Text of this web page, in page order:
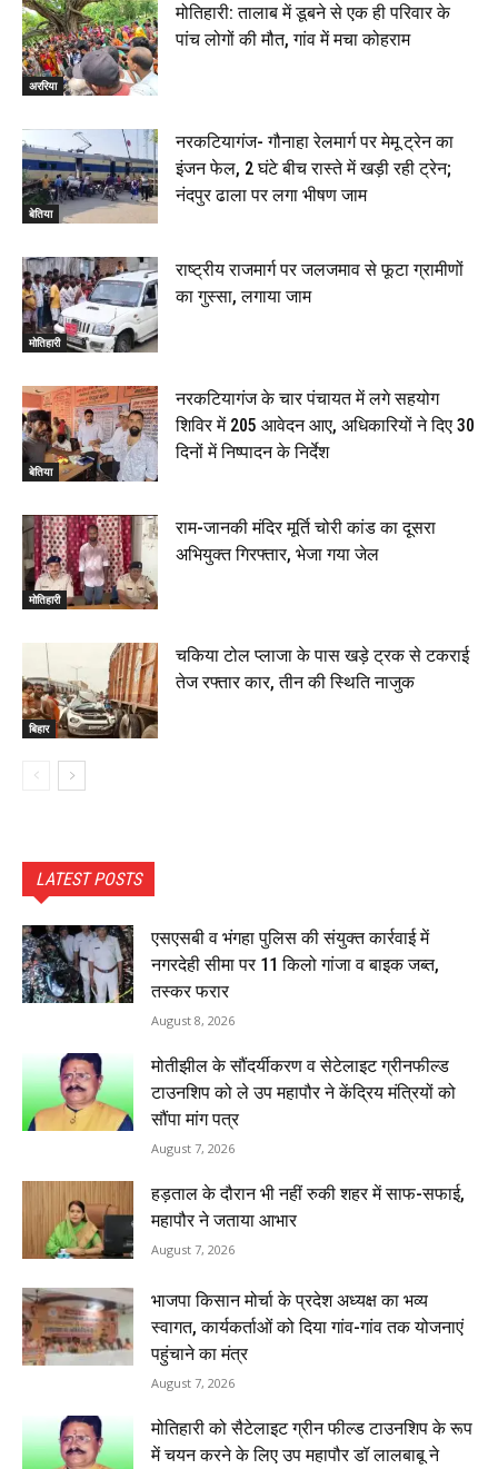
अररिया
मोतिहारी: तालाब में डूबने से एक ही परिवार के
पांच लोगों की मौत, गांव में मचा कोहराम
बेतिया
नरकटियागंज- गौनाहा रेलमार्ग पर मेमू ट्रेन का
इंजन फेल, 2 घंटे बीच रास्ते में खड़ी रही ट्रेन;
नंदपुर ढाला पर लगा भीषण जाम
मोतिहारी
राष्ट्रीय राजमार्ग पर जलजमाव से फूटा ग्रामीणों
का गुस्सा, लगाया जाम
बेतिया
नरकटियागंज के चार पंचायत में लगे सहयोग
शिविर में 205 आवेदन आए, अधिकारियों ने दिए 30
दिनों में निष्पादन के निर्देश
मोतिहारी
राम-जानकी मंदिर मूर्ति चोरी कांड का दूसरा
अभियुक्त गिरफ्तार, भेजा गया जेल
बिहार
चकिया टोल प्लाजा के पास खड़े ट्रक से टकराई
तेज रफ्तार कार, तीन की स्थिति नाजुक
LATEST POSTS
एसएसबी व भंगहा पुलिस की संयुक्त कार्रवाई में
नगरदेही सीमा पर 11 किलो गांजा व बाइक जब्त,
तस्कर फरार
August 8, 2026
मोतीझील के सौंदर्यीकरण व सेटेलाइट ग्रीनफील्ड
टाउनशिप को ले उप महापौर ने केंद्रिय मंत्रियों को
सौंपा मांग पत्र
August 7, 2026
हड़ताल के दौरान भी नहीं रुकी शहर में साफ-सफाई,
महापौर ने जताया आभार
August 7, 2026
भाजपा किसान मोर्चा के प्रदेश अध्यक्ष का भव्य
स्वागत, कार्यकर्ताओं को दिया गांव-गांव तक योजनाएं
पहुंचाने का मंत्र
August 7, 2026
मोतिहारी को सैटेलाइट ग्रीन फील्ड टाउनशिप के रूप
में चयन करने के लिए उप महापौर डॉ लालबाबू ने